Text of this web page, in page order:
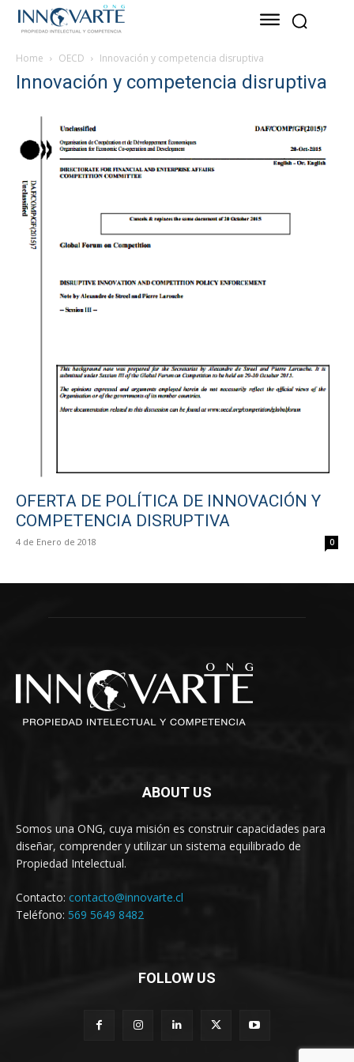
Home OECD Innovación y competencia disruptiva
Innovación y competencia disruptiva
OFERTA DE POLÍTICA DE INNOVACIÓN Y
COMPETENCIA DISRUPTIVA
4 de Enero de 2018 0
ABOUT US
Somos una ONG, cuya misión es construir capacidades para
diseñar, comprender y utilizar un sistema equilibrado de
Propiedad Intelectual.
Contacto: contacto@innovarte.cl
Teléfono: 569 5649 8482
FOLLOW US